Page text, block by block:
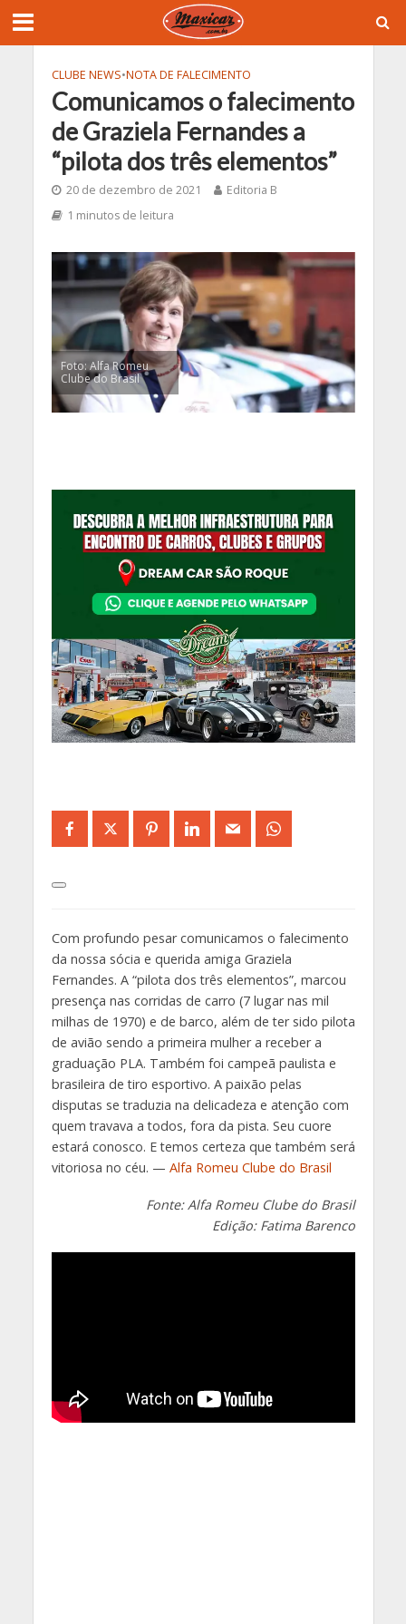
CLUBE NEWS•NOTA DE FALECIMENTO
Comunicamos o falecimento
de Graziela Fernandes a
“pilota dos três elementos”
20 de dezembro de 2021
Editoria B
1 minutos de leitura
Foto: Alfa Romeu
Clube do Brasil
Com profundo pesar comunicamos o falecimento
da nossa sócia e querida amiga Graziela
Fernandes. A “pilota dos três elementos”, marcou
presença nas corridas de carro (7 lugar nas mil
milhas de 1970) e de barco, além de ter sido pilota
de avião sendo a primeira mulher a receber a
graduação PLA. Também foi campeã paulista e
brasileira de tiro esportivo. A paixão pelas
disputas se traduzia na delicadeza e atenção com
quem travava a todos, fora da pista. Seu cuore
estará conosco. E temos certeza que também será
vitoriosa no céu. — Alfa Romeu Clube do Brasil
Fonte: Alfa Romeu Clube do Brasil
Edição: Fatima Barenco